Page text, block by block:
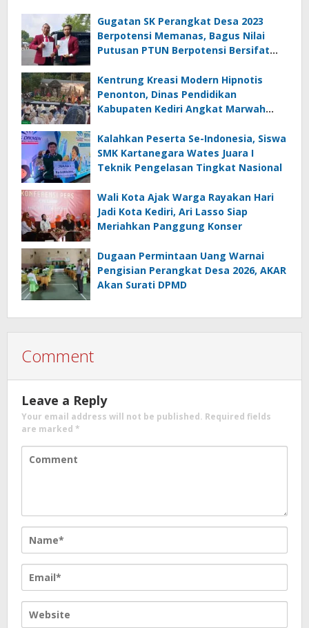
Gugatan SK Perangkat Desa 2023
Berpotensi Memanas, Bagus Nilai
Putusan PTUN Berpotensi Bersifat
Kentrung Kreasi Modern Hipnotis
Penonton, Dinas Pendidikan
Kabupaten Kediri Angkat Marwah
Kalahkan Peserta Se-Indonesia, Siswa
SMK Kartanegara Wates Juara I
Teknik Pengelasan Tingkat Nasional
Wali Kota Ajak Warga Rayakan Hari
Jadi Kota Kediri, Ari Lasso Siap
Meriahkan Panggung Konser
Dugaan Permintaan Uang Warnai
Pengisian Perangkat Desa 2026, AKAR
Akan Surati DPMD
Comment
Leave a Reply
Your email address will not be published. Required fields
are marked *